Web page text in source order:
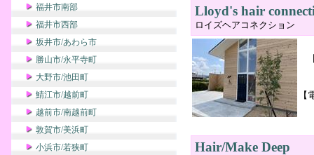
福井市南部
福井市西部
坂井市/あわら市
勝山市/永平寺町
大野市/池田町
鯖江市/越前町
越前市/南越前町
敦賀市/美浜町
小浜市/若狭町
Lloyd's hair
ロイズヘアコネクション
【
Hair/Make Deep